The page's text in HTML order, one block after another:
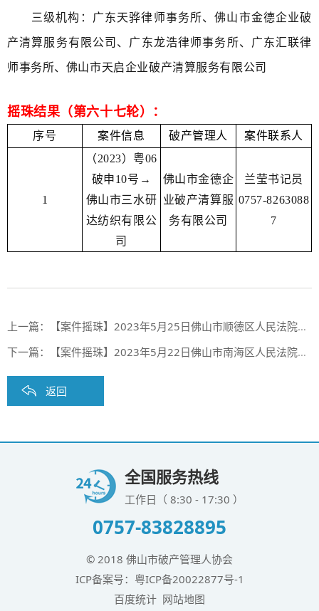
三级机构：广东天骅律师事务所、佛山市金德企业破
产清算服务有限公司、广东龙浩律师事务所、广东汇联律
师事务所、佛山市天启企业破产清算服务有限公司
摇珠结果（第六十七轮）：
序号 案件信息 破产管理人 案件联系人
1
（2023）粤06
破申10号→
佛山市三水研
达纺织有限公
司
佛山市金德企
业破产清算服
务有限公司
兰莹书记员
0757-8263088
7
上一篇：
【案件摇珠】2023年5月25日佛山市顺德区人民法院案件摇珠结果
下一篇：
【案件摇珠】2023年5月22日佛山市南海区人民法院案件摇珠结果
返回
全国服务热线
工作日（ 8:30 - 17:30 ）
0757-83828895
© 2018 佛山市破产管理人协会
ICP备案号： 粤ICP备20022877号-1
百度统计 网站地图